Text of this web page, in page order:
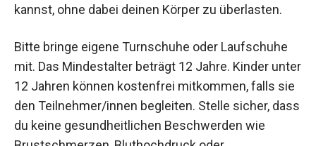
effektiv Kalorien verbrennen kannst, ohne dabei
deinen Körper zu überlasten.
Bitte bringe eigene Turnschuhe oder Laufschuhe
mit. Das Mindestalter beträgt 12 Jahre. Kinder
unter 12 Jahren können kostenfrei mitkommen,
falls sie den Teilnehmer/innen begleiten. Stelle